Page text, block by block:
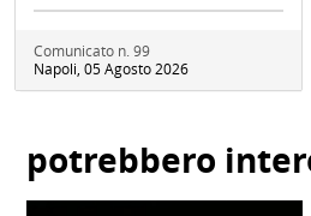
Comunicato n. 99
Napoli, 05 Agosto 2026
potrebbero